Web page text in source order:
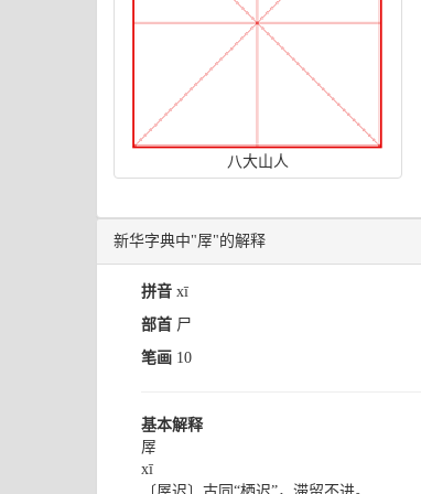
八大山人
新华字典中"屖"的解释
拼音 xī
部首 尸
笔画 10
基本解释
屖
xī